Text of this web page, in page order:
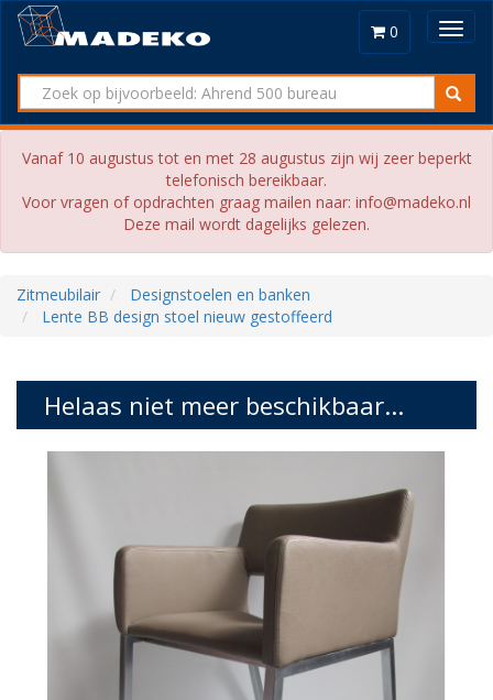
0
Vanaf 10 augustus tot en met 28 augustus zijn wij zeer beperkt
telefonisch bereikbaar.
Voor vragen of opdrachten graag mailen naar: info@madeko.nl
Deze mail wordt dagelijks gelezen.
Zitmeubilair
Designstoelen en banken
Lente BB design stoel nieuw gestoffeerd
Helaas niet meer beschikbaar...